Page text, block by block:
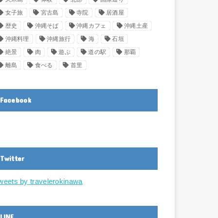
女子旅
宮古島 寺院
居酒屋
歴史
沖縄そば 沖縄カフェ
沖縄土産
沖縄料理
沖縄旅行 海
石垣
絶景
肉 遊ぶ 道の駅
那覇
離島
食べる 首里
Facebook
Twitter
by travelerokinawa